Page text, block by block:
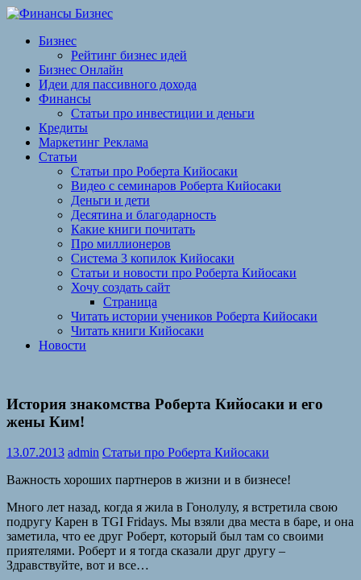
Перейти
содержимому
Бизнес
Рейтинг бизнес идей
Бизнес Онлайн
Идеи для пассивного дохода
Финансы
Статьи про инвестиции и деньги
Кредиты
Маркетинг Реклама
Статьи
Статьи про Роберта Кийосаки
Видео с семинаров Роберта Кийосаки
Деньги и дети
Десятина и благодарность
Какие книги почитать
Про миллионеров
Система 3 копилок Кийосаки
Статьи и новости про Роберта Кийосаки
Хочу создать сайт
Страница
Читать истории учеников Роберта Кийосаки
Читать книги Кийосаки
Новости
История знакомства Роберта Кийосаки и его
жены Ким!
13.07.2013 admin Статьи про Роберта Кийосаки
Важность хороших партнеров в жизни и в бизнесе!
Много лет назад, когда я жила в Гонолулу, я встретила свою
подругу Карен в TGI Fridays. Мы взяли два места в баре, и она
заметила, что ее друг Роберт, который был там со своими
приятелями. Роберт и я тогда сказали друг другу –
Здравствуйте, вот и все…